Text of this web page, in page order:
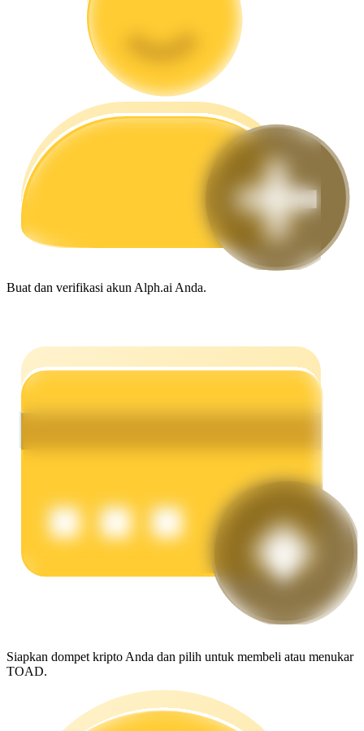
Memandu
Panduan Pemula Berjangka
Strategi perdagangan
Pelajari cara untuk tetap menghasilkan keuntungan
Menghasilkan
Dapatkan imbalan kompetitif setiap hari
Buat dan verifikasi akun Alph.ai Anda.
Siapkan dompet kripto Anda dan pilih untuk membeli atau menukar
TOAD.